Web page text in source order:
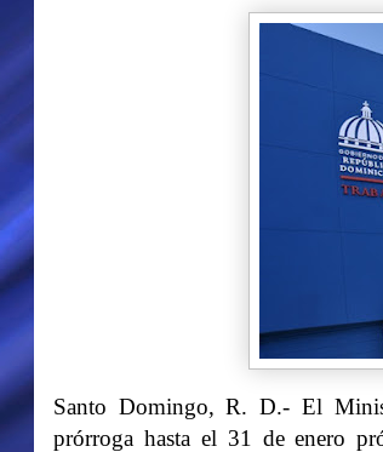
Santo Domingo, R. D.- El
prórroga hasta el 31 de enero